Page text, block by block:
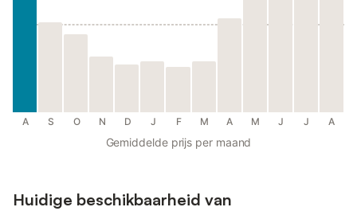
A S O N D J F M A M J J A
Gemiddelde prijs per maand
Huidige beschikbaarheid van